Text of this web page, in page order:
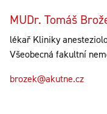
MUDr. Tomáš
lékař Kliniky
Všeobecná fakultní
brozek@akutne.cz